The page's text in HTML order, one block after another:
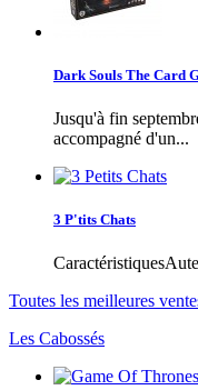
Dark Souls The Card
Jusqu'à fin
accompagné d'un...
3 P'tits Chats
Toutes les meilleures
Les Cabossés